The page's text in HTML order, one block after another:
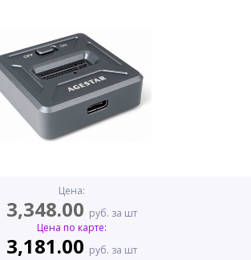
Цена:
3,348.00 руб. за шт
Цена по карте:
3,181.00 руб. за шт